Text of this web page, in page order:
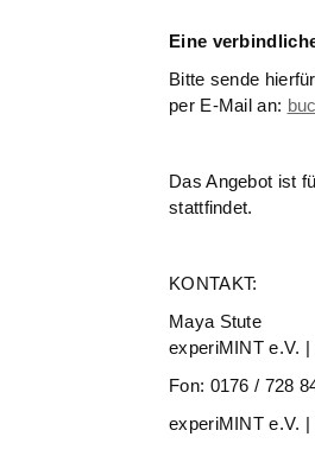
Eine
Bitte sende
per E-Mail an:
Das Angebot ist
stattfindet.
KONTAKT:
Maya Stute
experiMINT e.V.
Fon: 0176 / 728
experiMINT e.V.